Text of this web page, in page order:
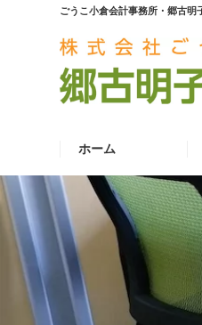
ごうこ小倉会計事務所・郷古明
ホーム